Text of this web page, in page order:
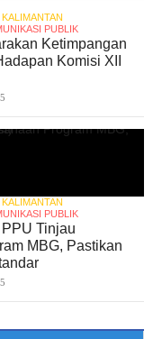
KALIMANTAN
PUBLIK
Ketimpangan
Komisi XII
KALIMANTAN
PUBLIK
Tinjau
MBG, Pastikan